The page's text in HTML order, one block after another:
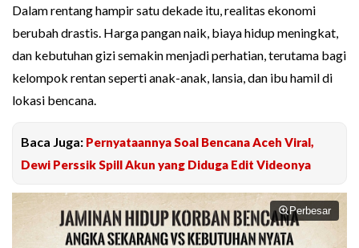
Dalam rentang hampir satu dekade itu, realitas ekonomi
berubah drastis. Harga pangan naik, biaya hidup meningkat,
dan kebutuhan gizi semakin menjadi perhatian, terutama bagi
kelompok rentan seperti anak-anak, lansia, dan ibu hamil di
lokasi bencana.
Baca Juga: Pernyataannya Soal Bencana Aceh Viral,
Dewi Perssik Spill Akun yang Diduga Edit Videonya
Perbesar